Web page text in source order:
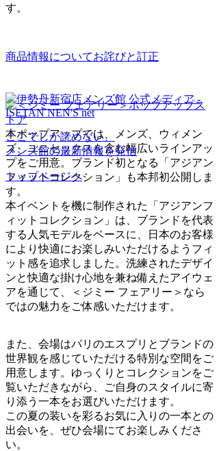
す。
商品情報についてお詫びと訂正
本ポップアップでは、メンズ、ウィメン
ズ、ユニセックスを含む幅広いラインアッ
プをご用意。ブランド初となる「アジアン
フィットコレクション」も本邦初公開しま
す。
本イベントを機に制作された「アジアンフ
ィットコレクション」は、ブランドを代表
する人気モデルをベースに、日本のお客様
により快適にお楽しみいただけるようフィ
ット感を追求しました。洗練されたデザイ
ンと快適な掛け心地を兼ね備えたアイウェ
アを通じて、＜ジミー フェアリー＞なら
ではの魅力をご体感いただけます。
また、会場はパリのエスプリとブランドの
世界観を感じていただける特別な空間をご
用意します。ゆっくりとコレクションをご
覧いただきながら、ご自身のスタイルに寄
り添う一本をお選びいただけます。
この夏の装いを彩るお気に入りの一本との
出会いを、ぜひ会場にてお楽しみくださ
い。
ここでしか読めない、
メンズ館の最新情報を発信
トップページへ